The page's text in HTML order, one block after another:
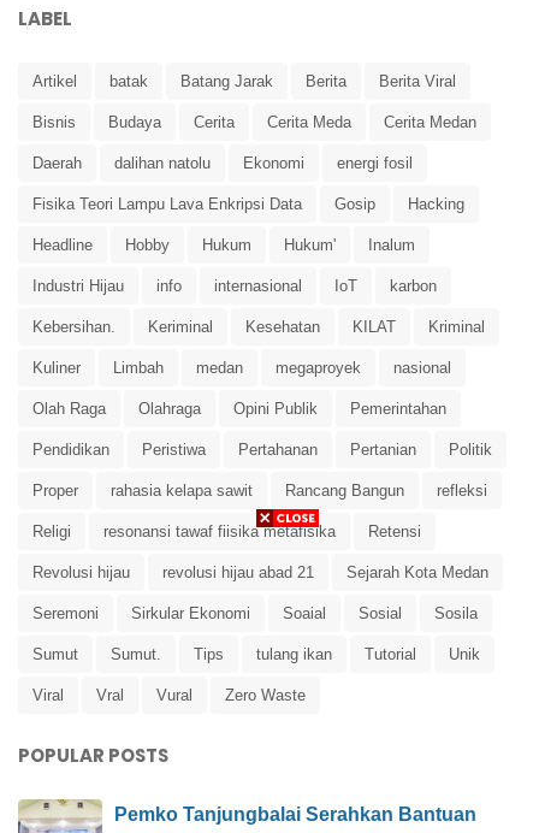
LABEL
Artikel batak Batang Jarak Berita Berita Viral
Bisnis Budaya Cerita Cerita Meda Cerita Medan
Daerah dalihan natolu Ekonomi energi fosil
Fisika Teori Lampu Lava Enkripsi Data Gosip Hacking
Headline Hobby Hukum Hukum' Inalum
Industri Hijau info internasional IoT karbon
Kebersihan. Keriminal Kesehatan KILAT Kriminal
Kuliner Limbah medan megaproyek nasional
Olah Raga Olahraga Opini Publik Pemerintahan
Pendidikan Peristiwa Pertahanan Pertanian Politik
Proper rahasia kelapa sawit Rancang Bangun refleksi
Religi resonansi tawaf fiisika metafisika Retensi
Revolusi hijau revolusi hijau abad 21 Sejarah Kota Medan
Seremoni Sirkular Ekonomi Soaial Sosial Sosila
Sumut Sumut. Tips tulang ikan Tutorial Unik
Viral Vral Vural Zero Waste
POPULAR POSTS
Pemko Tanjungbalai Serahkan Bantuan